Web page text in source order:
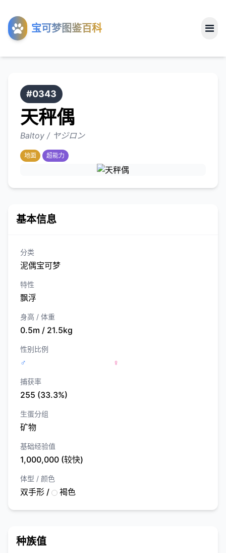
宝可梦图鉴百科
工具
关于
#0343
天秤偶
Baltoy / ヤジロン
地面 超能力
基本信息
分类
泥偶宝可梦
特性
飘浮
身高 / 体重
0.5m / 21.5kg
性别比例
♂ ♀
捕获率
255 (33.3%)
生蛋分组
矿物
基础经验值
1,000,000 (较快)
体型 / 颜色
双手形 / 褐色
种族值